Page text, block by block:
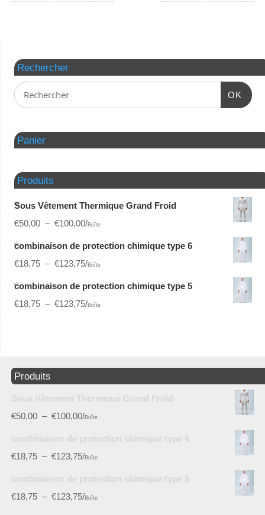
Rechercher
OK
Panier
Produits
Sous Vêtement Thermique Grand Froid
€50,00 – €100,00/Boîte
combinaison de protection chimique type 6
€18,75 – €123,75/Boîte
combinaison de protection chimique type 5
€18,75 – €123,75/Boîte
Produits
Sous Vêtement Thermique Grand Froid
€50,00 – €100,00/Boîte
combinaison de protection chimique type 6
€18,75 – €123,75/Boîte
combinaison de protection chimique type 5
€18,75 – €123,75/Boîte